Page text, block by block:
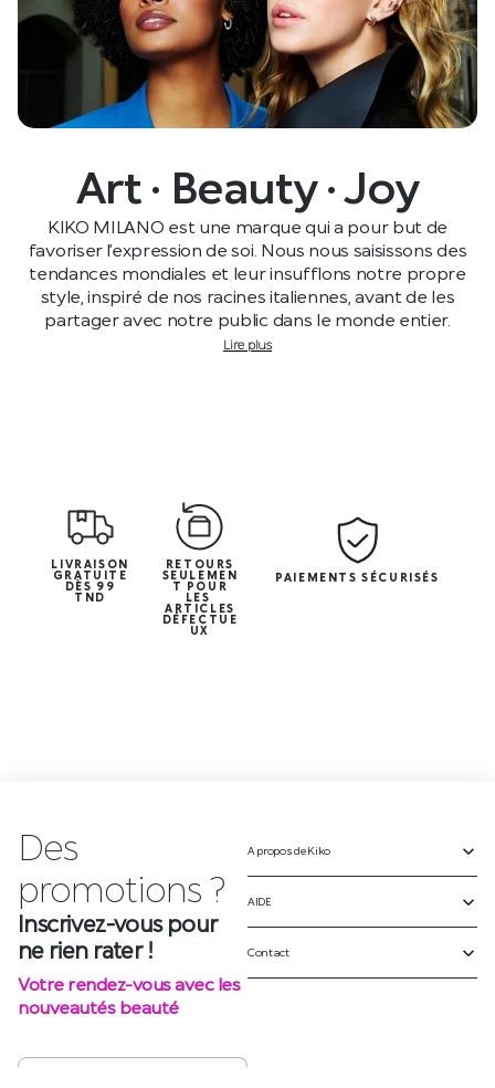
Art · Beauty · Joy
KIKO MILANO est une marque qui a pour but de
favoriser l’expression de soi. Nous nous saisissons des
tendances mondiales et leur insufflons notre propre
style, inspiré de nos racines italiennes, avant de les
partager avec notre public dans le monde entier.
Lire plus
LIVRAISON
GRATUITE
DÈS 99
TND
RETOURS
SEULEMEN
T POUR
LES
ARTICLES
DÉFECTUE
UX
PAIEMENTS SÉCURISÉS
Des
promotions ?
Inscrivez-vous pour
ne rien rater !
Votre rendez-vous avec les
nouveautés beauté
A propos de Kiko
AIDE
Contact